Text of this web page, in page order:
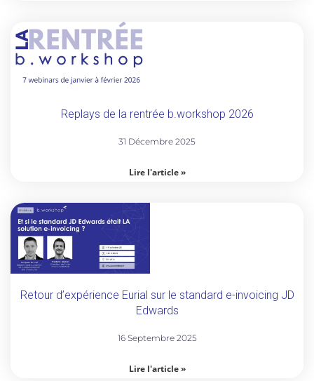
Replays de la rentrée b.workshop 2026
31 Décembre 2025
Lire l'article »
Retour d’expérience Eurial sur le standard e-invoicing JD
Edwards
16 Septembre 2025
Lire l'article »